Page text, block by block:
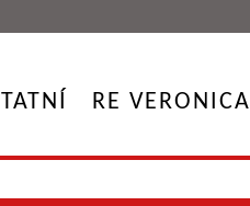
RE VERONICA